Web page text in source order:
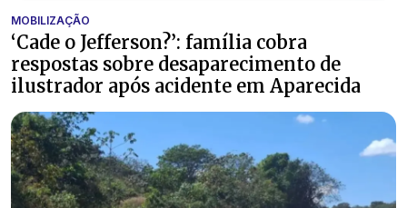
MOBILIZAÇÃO
‘Cade o Jefferson?’: família cobra
respostas sobre desaparecimento de
ilustrador após acidente em Aparecida